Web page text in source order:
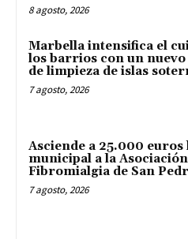
8 agosto, 2026
Marbella intensifica el
los barrios con un
de limpieza de islas
7 agosto, 2026
Asciende a 25.000 euros
municipal a la
Fibromialgia de San
7 agosto, 2026